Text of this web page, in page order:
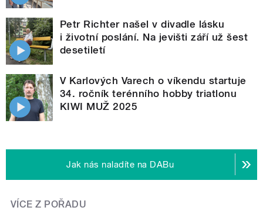
Petr Richter našel v divadle lásku
i životní poslání. Na jevišti září už šest
desetiletí
V Karlových Varech o víkendu startuje
34. ročník terénního hobby triatlonu
KIWI MUŽ 2025
Jak nás naladíte na DABu
VÍCE Z POŘADU